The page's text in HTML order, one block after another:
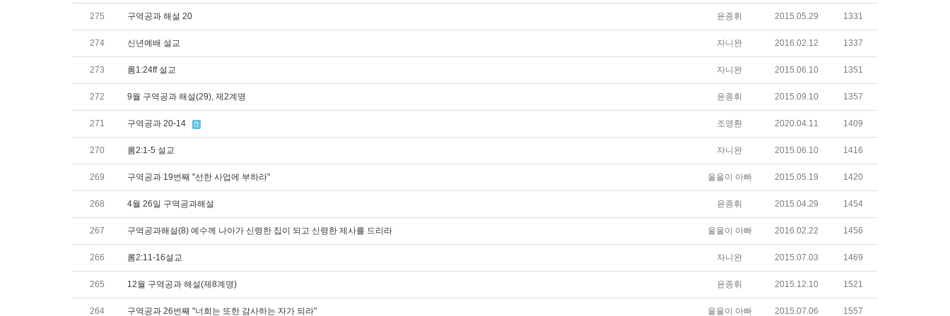
275 구역공과 해설 20 윤종휘 2015.05.29 1331
274 신년예배 설교 자니완 2016.02.12 1337
273 롬1:24ff 설교 자니완 2015.06.10 1351
272 9월 구역공과 해설(29), 제2계명 윤종휘 2015.09.10 1357
271 구역공과 20-14 조영환 2020.04.11 1409
270 롬2:1-5 설교 자니완 2015.06.10 1416
269 구역공과 19번째 "선한 사업에 부하라" 울울이 아빠 2015.05.19 1420
268 4월 26일 구역공과해설 윤종휘 2015.04.29 1454
267 구역공과해설(8) 예수께 나아가 신령한 집이 되고 신령한 제사를 드리라 울울이 아빠 2016.02.22 1456
266 롬2:11-16설교 자니완 2015.07.03 1469
265 12월 구역공과 해설(제8계명) 윤종휘 2015.12.10 1521
264 구역공과 26번째 "너희는 또한 감사하는 자가 되라" 울울이 아빠 2015.07.06 1557